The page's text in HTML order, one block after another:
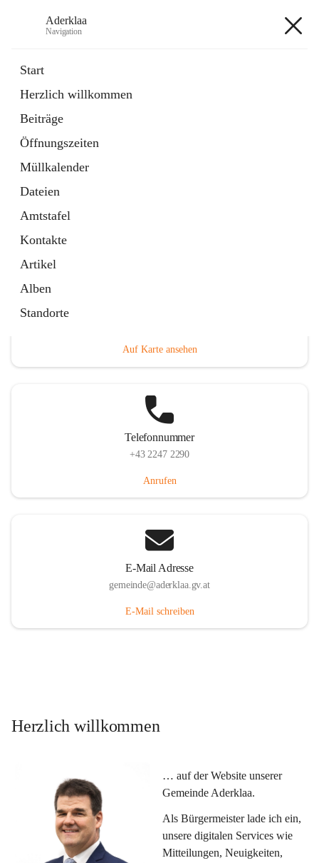
Aderklaa
Navigation
Start
Herzlich willkommen
Beiträge
Öffnungszeiten
Müllkalender
Dateien
Amtstafel
Kontakte
Artikel
Alben
Standorte
6 Schnellzugriffe
Gemeinde
3 Schnellzugriffe
Auf Karte ansehen
Telefonnummer
+43 2247 2290
Anrufen
E-Mail Adresse
gemeinde@aderklaa.gv.at
E-Mail schreiben
Herzlich willkommen
… auf der Website unserer
Gemeinde Aderklaa.
Als Bürgermeister lade ich ein,
unsere digitalen Services wie
Mitteilungen, Neuigkeiten,